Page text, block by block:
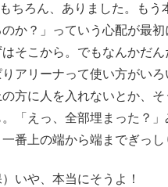
もちろん、ありました。もう
のか？」っていう心配が最
そこから。でもなんかだん
アリーナって使い方がい
の方に人を入れないとか、
「えっ、全部埋まった？
番上の端から端までぎっし
）いや、本当にそうよ！